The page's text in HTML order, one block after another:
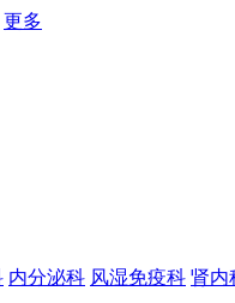
更多
内分泌科 风湿免疫科 肾内